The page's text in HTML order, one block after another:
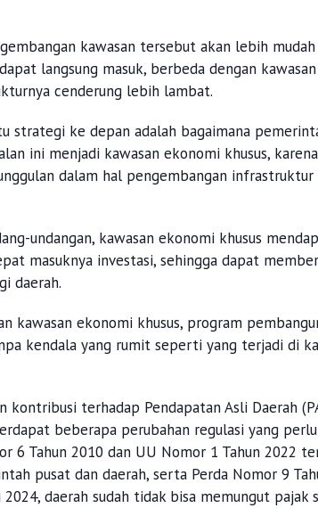
kawasan tersebut akan lebih
langsung masuk, berbeda dengan
cenderung lebih lambat.
strategi ke depan adalah bagaimana
ini menjadi kawasan ekonomi khusus,
dalam hal pengembangan
undangan, kawasan ekonomi khusus
masuknya investasi, sehingga dapat
daerah.
kawasan ekonomi khusus, program
kendala yang rumit seperti yang terjadi di
kontribusi terhadap Pendapatan Asli Daerah
beberapa perubahan regulasi yang
6 Tahun 2010 dan UU Nomor 1 Tahun 2022
pusat dan daerah, serta Perda Nomor 9
daerah sudah tidak bisa memungut pajak